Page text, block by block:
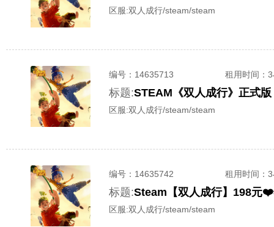
区服:双人成行/steam/steam
编号： 14635713 租用时间 ：
标题:STEAM《双人成行》正式
区服:双人成行/steam/steam
编号： 14635742 租用时间 ：
标题:Steam【双人成行】198元
区服:双人成行/steam/steam